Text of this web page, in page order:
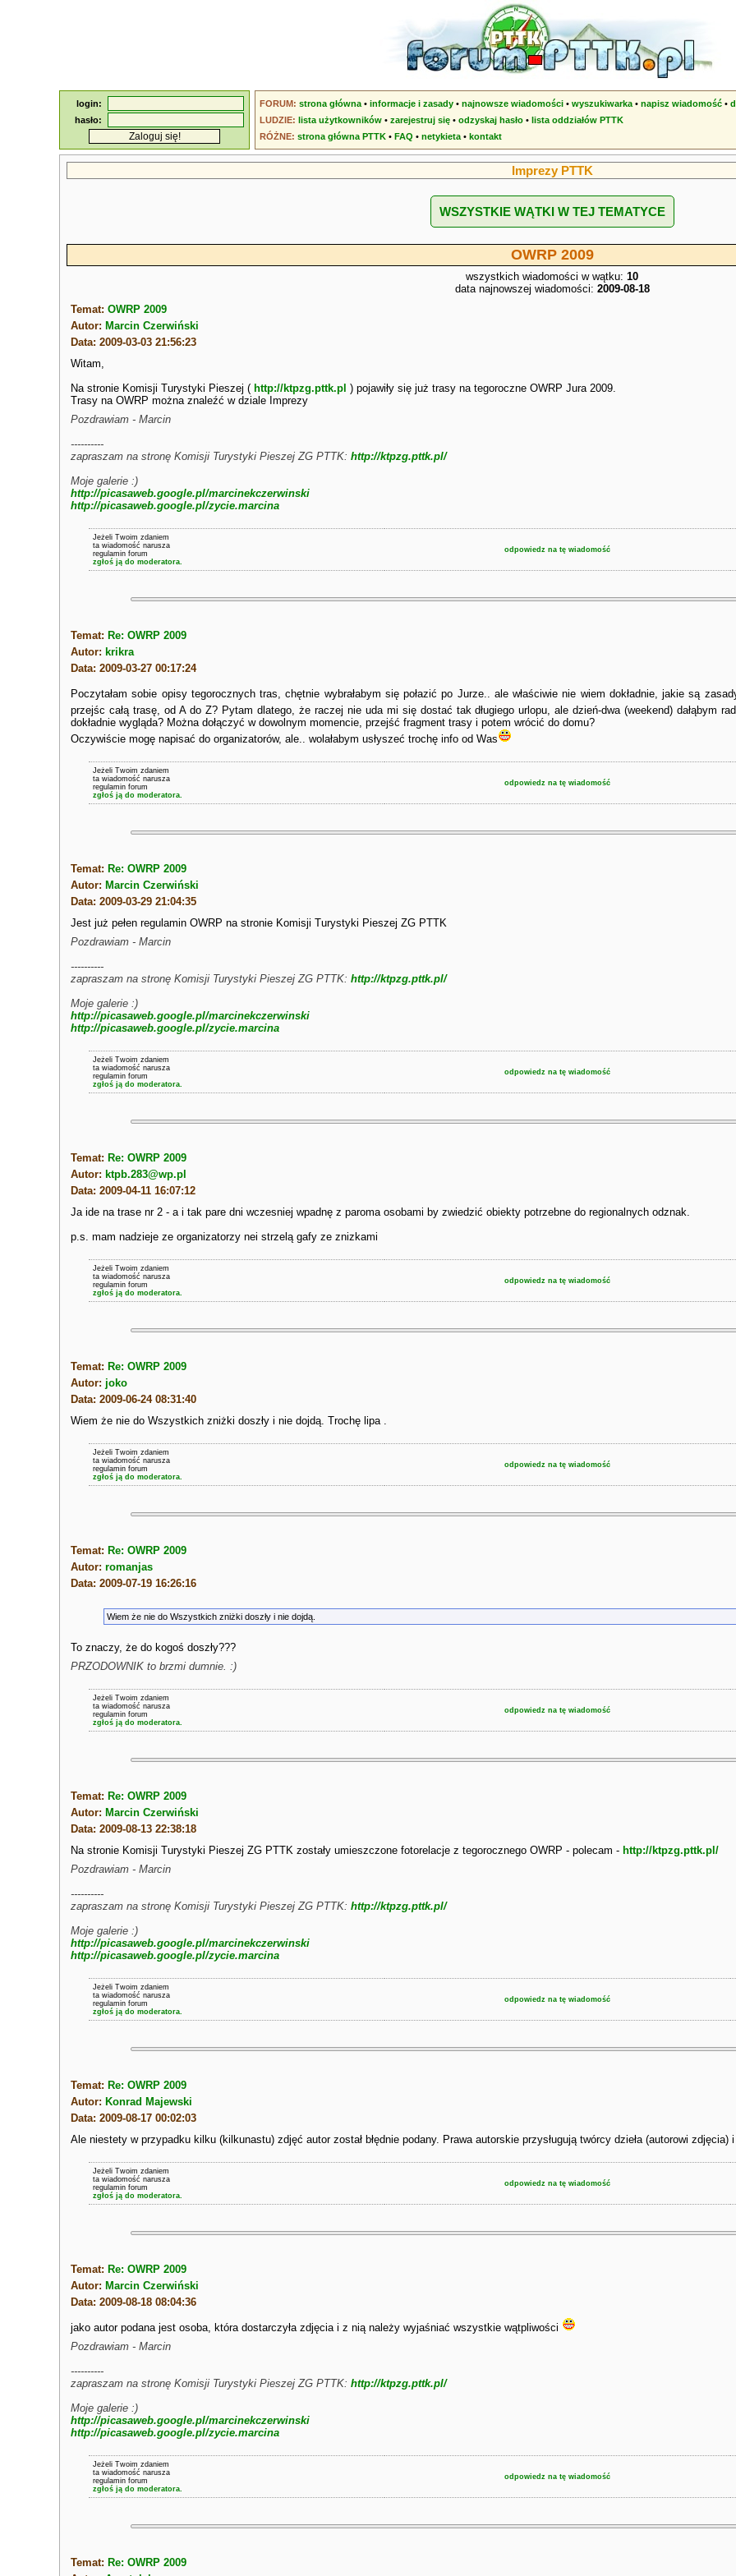
login:
hasło:
FORUM: strona główna • informacje i zasady • najnowsze wiadomości • wyszukiwarka • napisz wiadomość •
LUDZIE: lista użytkowników • zarejestruj się • odzyskaj hasło • lista oddziałów PTTK
RÓŻNE: strona główna PTTK • FAQ • netykieta • kontakt
Imprezy PTTK
WSZYSTKIE WĄTKI W TEJ TEMATYCE
OWRP 2009
wszystkich wiadomości w wątku: 10
data najnowszej wiadomości: 2009-08-18
Temat: OWRP 2009
Autor: Marcin Czerwiński
Data: 2009-03-03 21:56:23
Witam,
Na stronie Komisji Turystyki Pieszej ( http://ktpzg.pttk.pl ) pojawiły się już trasy na tegoroczne OWRP Jura 2009.
Trasy na OWRP można znaleźć w dziale Imprezy
Pozdrawiam - Marcin
----------
zapraszam na stronę Komisji Turystyki Pieszej ZG PTTK: http://ktpzg.pttk.pl/
Moje galerie :)
http://picasaweb.google.pl/marcinekczerwinski
http://picasaweb.google.pl/zycie.marcina
Jeżeli Twoim zdaniem
ta wiadomość narusza
regulamin forum
zgłoś ją do moderatora.
odpowiedz na tę wiadomość
Temat: Re: OWRP 2009
Autor: krikra
Data: 2009-03-27 00:17:24
Poczytałam sobie opisy tegorocznych tras, chętnie wybrałabym się połazić po Jurze.. ale właściwie nie wiem dokładnie, jakie są
przejśc całą trasę, od A do Z? Pytam dlatego, że raczej nie uda mi się dostać tak długiego urlopu, ale dzień-dwa (weekend) dałąbym
dokładnie wygląda? Można dołączyć w dowolnym momencie, przejść fragment trasy i potem wrócić do domu?
Oczywiście mogę napisać do organizatorów, ale.. wolałabym usłyszeć trochę info od Was
Jeżeli Twoim zdaniem
ta wiadomość narusza
regulamin forum
zgłoś ją do moderatora.
odpowiedz na tę wiadomość
Temat: Re: OWRP 2009
Autor: Marcin Czerwiński
Data: 2009-03-29 21:04:35
Jest już pełen regulamin OWRP na stronie Komisji Turystyki Pieszej ZG PTTK
Pozdrawiam - Marcin
----------
zapraszam na stronę Komisji Turystyki Pieszej ZG PTTK: http://ktpzg.pttk.pl/
Moje galerie :)
http://picasaweb.google.pl/marcinekczerwinski
http://picasaweb.google.pl/zycie.marcina
Jeżeli Twoim zdaniem
ta wiadomość narusza
regulamin forum
zgłoś ją do moderatora.
odpowiedz na tę wiadomość
Temat: Re: OWRP 2009
Autor: ktpb.283@wp.pl
Data: 2009-04-11 16:07:12
Ja ide na trase nr 2 - a i tak pare dni wczesniej wpadnę z paroma osobami by zwiedzić obiekty potrzebne do regionalnych odznak.
p.s. mam nadzieje ze organizatorzy nei strzelą gafy ze znizkami
Jeżeli Twoim zdaniem
ta wiadomość narusza
regulamin forum
zgłoś ją do moderatora.
odpowiedz na tę wiadomość
Temat: Re: OWRP 2009
Autor: joko
Data: 2009-06-24 08:31:40
Wiem że nie do Wszystkich zniżki doszły i nie dojdą. Trochę lipa .
Jeżeli Twoim zdaniem
ta wiadomość narusza
regulamin forum
zgłoś ją do moderatora.
odpowiedz na tę wiadomość
Temat: Re: OWRP 2009
Autor: romanjas
Data: 2009-07-19 16:26:16
Wiem że nie do Wszystkich zniżki doszły i nie dojdą.
To znaczy, że do kogoś doszły???
PRZODOWNIK to brzmi dumnie. :)
Jeżeli Twoim zdaniem
ta wiadomość narusza
regulamin forum
zgłoś ją do moderatora.
odpowiedz na tę wiadomość
Temat: Re: OWRP 2009
Autor: Marcin Czerwiński
Data: 2009-08-13 22:38:18
Na stronie Komisji Turystyki Pieszej ZG PTTK zostały umieszczone fotorelacje z tegorocznego OWRP - polecam - http://ktpzg.pttk.pl/
Pozdrawiam - Marcin
----------
zapraszam na stronę Komisji Turystyki Pieszej ZG PTTK: http://ktpzg.pttk.pl/
Moje galerie :)
http://picasaweb.google.pl/marcinekczerwinski
http://picasaweb.google.pl/zycie.marcina
Jeżeli Twoim zdaniem
ta wiadomość narusza
regulamin forum
zgłoś ją do moderatora.
odpowiedz na tę wiadomość
Temat: Re: OWRP 2009
Autor: Konrad Majewski
Data: 2009-08-17 00:02:03
Ale niestety w przypadku kilku (kilkunastu) zdjęć autor został błędnie podany. Prawa autorskie przysługują twórcy dzieła (autorowi zdjęcia)
Jeżeli Twoim zdaniem
ta wiadomość narusza
regulamin forum
zgłoś ją do moderatora.
odpowiedz na tę wiadomość
Temat: Re: OWRP 2009
Autor: Marcin Czerwiński
Data: 2009-08-18 08:04:36
jako autor podana jest osoba, która dostarczyła zdjęcia i z nią należy wyjaśniać wszystkie wątpliwości
Pozdrawiam - Marcin
----------
zapraszam na stronę Komisji Turystyki Pieszej ZG PTTK: http://ktpzg.pttk.pl/
Moje galerie :)
http://picasaweb.google.pl/marcinekczerwinski
http://picasaweb.google.pl/zycie.marcina
Jeżeli Twoim zdaniem
ta wiadomość narusza
regulamin forum
zgłoś ją do moderatora.
odpowiedz na tę wiadomość
Temat: Re: OWRP 2009